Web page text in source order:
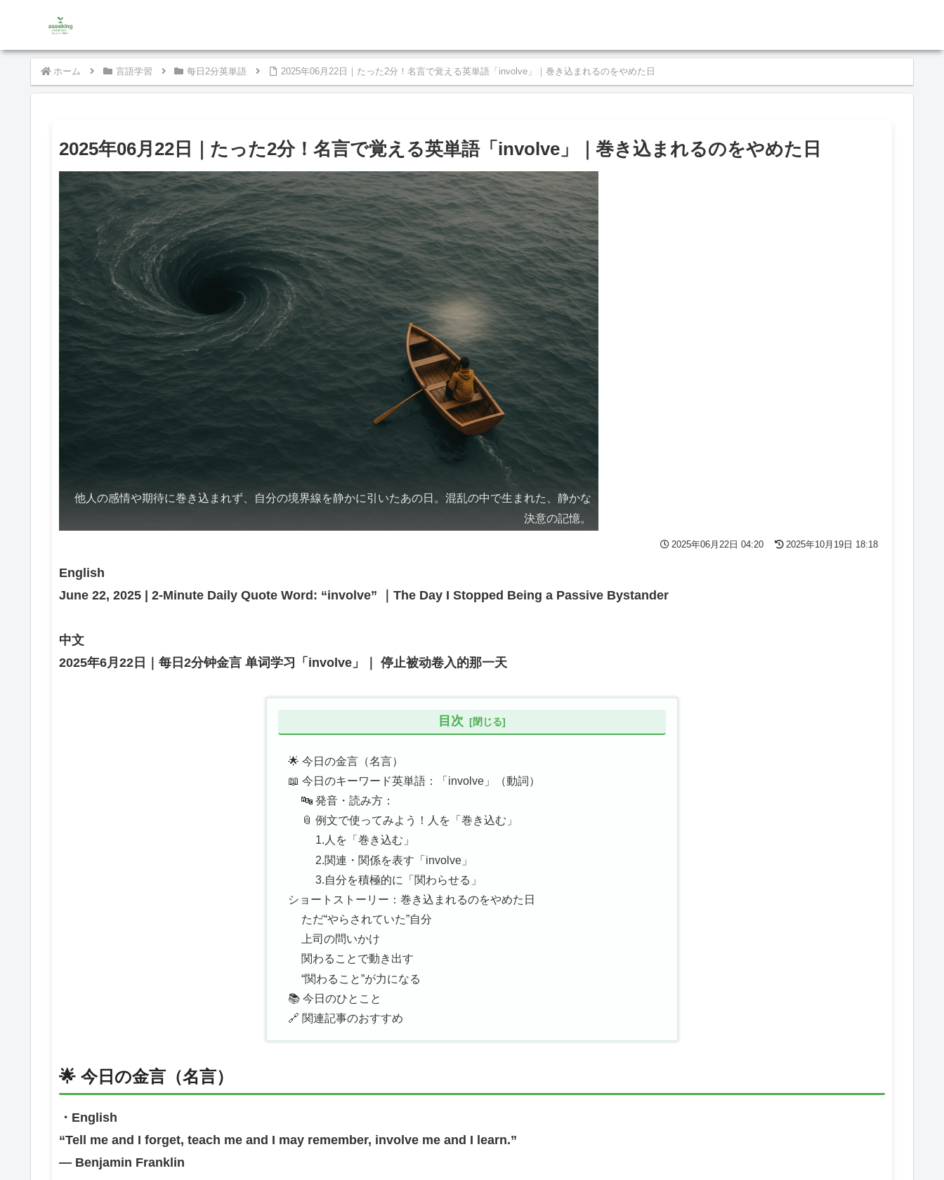
ホーム 言語学習 每日2分英単語 2025年06月22日｜たった2分！名言で覚える英単語「involve」｜巻き込まれるのをやめた日
2025年06月22日｜たった2分！名言で覚える英単語「involve」｜巻き込まれるのをやめた日
他人の感情や期待に巻き込まれず、自分の境界線を静かに引いたあの日。混乱の中で生まれた、静かな
決意の記憶。
2025年06月22日 04:20 2025年10月19日 18:18
English
June 22, 2025 | 2-Minute Daily Quote Word: “involve” ｜The Day I Stopped Being a Passive Bystander
中文
2025年6月22日｜每日2分钟金言 单词学习「involve」｜ 停止被动卷入的那一天
目次
🌟 今日の金言（名言）
📖 今日のキーワード英単語：「involve」（動詞）
🔤 発音・読み方：
📎 例文で使ってみよう！人を「巻き込む」
1.人を「巻き込む」
2.関連・関係を表す「involve」
3.自分を積極的に「関わらせる」
ショートストーリー：巻き込まれるのをやめた日
ただ“やらされていた”自分
上司の問いかけ
関わることで動き出す
“関わること”が力になる
📚 今日のひとこと
🔗 関連記事のおすすめ
🌟 今日の金言（名言）
・English
“Tell me and I forget, teach me and I may remember, involve me and I learn.”
— Benjamin Franklin